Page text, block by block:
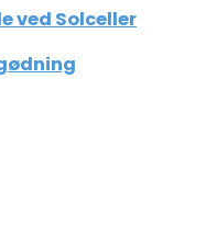
ved Solceller